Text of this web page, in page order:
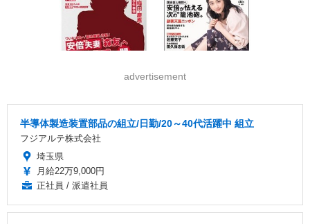
advertisement
半導体製造装置部品の組立/日勤/20～40代活躍中 組立
フジアルテ株式会社
埼玉県
月給22万9,000円
正社員 / 派遣社員